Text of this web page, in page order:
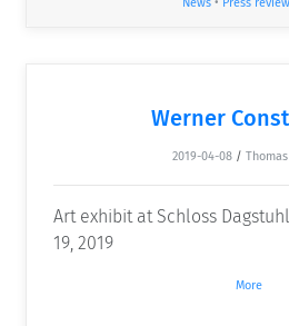
News• Press review
Werner
2019-04-08 /
Art exhibit at Schloss
19, 2019
More